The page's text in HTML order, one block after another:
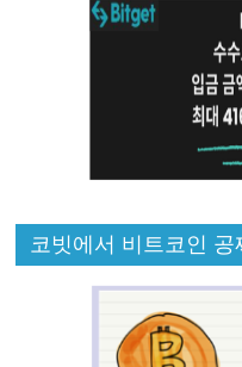
코빗에서 비트코인 공